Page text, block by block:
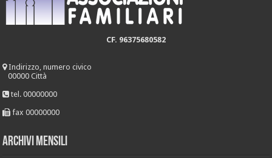
CF. 96375680582
Indirizzo, numero civico
00000 Città
tel. 00000000
fax 00000000
Archivi mensili